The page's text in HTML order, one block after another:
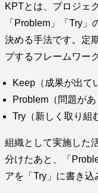
KPTとは、プロジェ
「Problem」「Try
決める手法です。定
プするフレームワー
Keep（成果が出て
Problem（問題が
Try（新しく取り組
組織として実施した
分けたあと、「
アを「Try」に書き込